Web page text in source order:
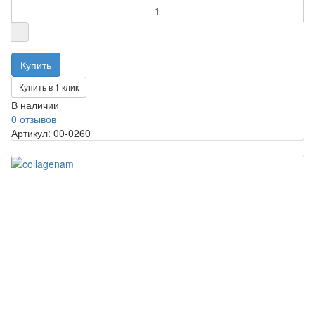
Купить в 1 клик
В наличии
0 отзывов
Артикул: 00-0260